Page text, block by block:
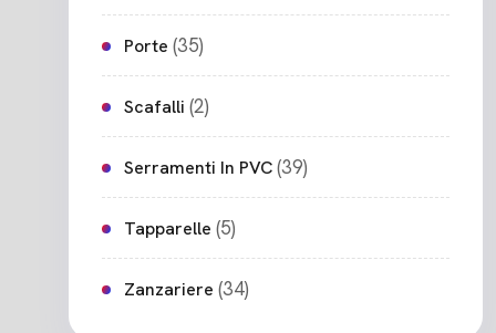
Porte (35)
Scafalli (2)
Serramenti In PVC(39)
Tapparelle (5)
Zanzariere (34)